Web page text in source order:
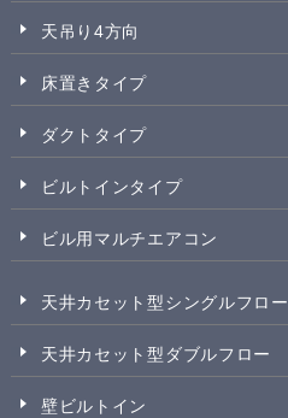
天吊り4方向
床置きタイプ
ダクトタイプ
ビルトインタイプ
ビル用マルチエアコン
天井カセット型シングルフロー
天井カセット型ダブルフロー
壁ビルトイン